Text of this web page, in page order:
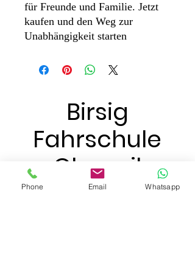
für Freunde und Familie. Jetzt
kaufen und den Weg zur
Unabhängigkeit starten
Birsig
Fahrschule
Oberwil
Einfach, klar,
Phone Email Whatsapp